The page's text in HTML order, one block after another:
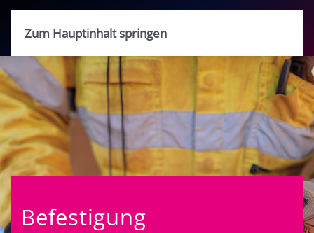
Zum Hauptinhalt springen
Befestigung